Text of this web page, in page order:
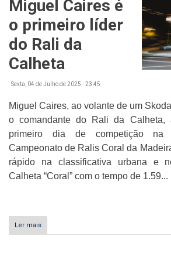
1º
Miguel Caires é
o primeiro líder
do Rali da
Calheta
Sexta, 04 de Julho de 2025 - 23:45
Miguel Caires, ao volante de um
o comandante do Rali da Calheta,
primeiro dia de competição
Campeonato de Ralis Coral da
rápido na classificativa urbana e
Calheta “Coral” com o tempo de 1.59...
Ler mais
Miguel